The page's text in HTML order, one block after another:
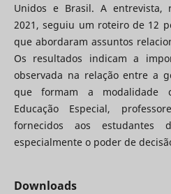
Unidos e Brasil. A entrevista,
2021, seguiu um roteiro de 12
que abordaram assuntos
Os resultados indicam a
observada na relação entre a
que formam a modalidade
Educação Especial,
fornecidos aos estudantes
especialmente o poder de
Downloads